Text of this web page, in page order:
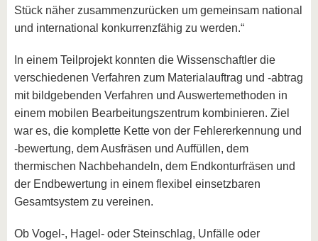
Stück näher zusammenzurücken um gemeinsam national
und international konkurrenzfähig zu werden.“
In einem Teilprojekt konnten die Wissenschaftler die
verschiedenen Verfahren zum Materialauftrag und -abtrag
mit bildgebenden Verfahren und Auswertemethoden in
einem mobilen Bearbeitungszentrum kombinieren. Ziel
war es, die komplette Kette von der Fehlererkennung und
-bewertung, dem Ausfräsen und Auffüllen, dem
thermischen Nachbehandeln, dem Endkonturfräsen und
der Endbewertung in einem flexibel einsetzbaren
Gesamtsystem zu vereinen.
Ob Vogel-, Hagel- oder Steinschlag, Unfälle oder